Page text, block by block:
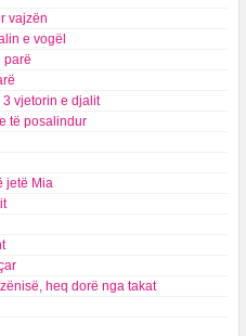
vajzën
e vogël
parë
3 vjetorin e djalit
të posalindur
jetë Mia
heq dorë nga takat